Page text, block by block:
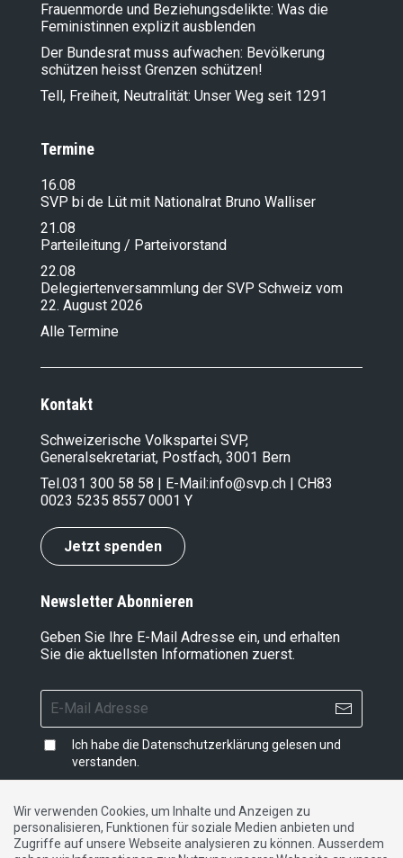
Frauenmorde und Beziehungsdelikte: Was die
Feministinnen explizit ausblenden
Der Bundesrat muss aufwachen: Bevölkerung
schützen heisst Grenzen schützen!
Tell, Freiheit, Neutralität: Unser Weg seit 1291
Termine
16.08
SVP bi de Lüt mit Nationalrat Bruno Walliser
21.08
Parteileitung / Parteivorstand
22.08
Delegiertenversammlung der SVP Schweiz vom
22. August 2026
Alle Termine
Kontakt
Schweizerische Volkspartei SVP,
Generalsekretariat, Postfach, 3001 Bern
Tel.031 300 58 58 | E-Mail:info@svp.ch | CH83
0023 5235 8557 0001 Y
Jetzt spenden
Newsletter Abonnieren
Geben Sie Ihre E-Mail Adresse ein, und erhalten
Sie die aktuellsten Informationen zuerst.
Ich habe die Datenschutzerklärung gelesen und
verstanden.
Impressum |Datenschutzerklärung|Kontakt
Wir verwenden Cookies, um Inhalte und Anzeigen zu
personalisieren, Funktionen für soziale Medien anbieten und
Zugriffe auf unsere Webseite analysieren zu können. Ausserdem